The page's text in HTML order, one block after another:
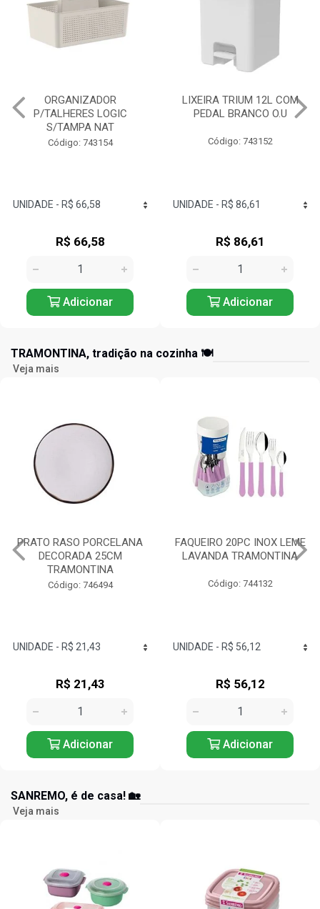
LIXEIRA TRIUM 12L COM
PEDAL BRANCO O.U
Código: 743152
R$ 86,61
Adicionar
ESCORREDOR LOUÇAS
TRIUM COMPACT BRANCO
Código: 743125
R$ 57,24
Adicionar
TRAMONTINA, tradição na cozinha 🍽️
Veja mais
FAQUEIRO 20PC INOX LEME
LAVANDA TRAMONTINA
Código: 744132
R$ 56,12
Adicionar
TIGELA REDONDA
PORCELANA 10CM
Código: 744076
R$ 26,72
Adicionar
SANREMO, é de casa! 🏡
Veja mais